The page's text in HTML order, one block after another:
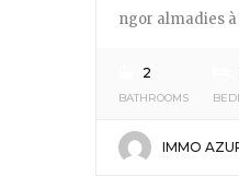
ngor almadies
BATHROOMS
2
IMMO